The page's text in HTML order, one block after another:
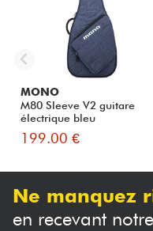
MONO
M80 Sleeve V2 guitare
électrique bleu
199.00 €
Ne manquez
en recevant